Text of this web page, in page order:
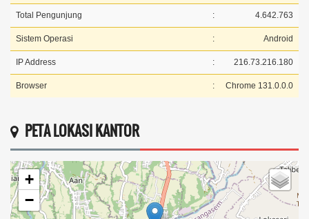
Total Pengunjung : 4.642.763
Sistem Operasi : Android
IP Address : 216.73.216.180
Browser : Chrome 131.0.0.0
PETA LOKASI KANTOR
+
−